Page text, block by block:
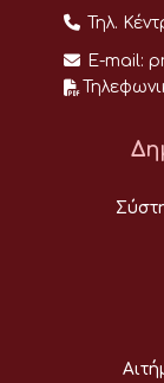
Τηλ.
E-mail: